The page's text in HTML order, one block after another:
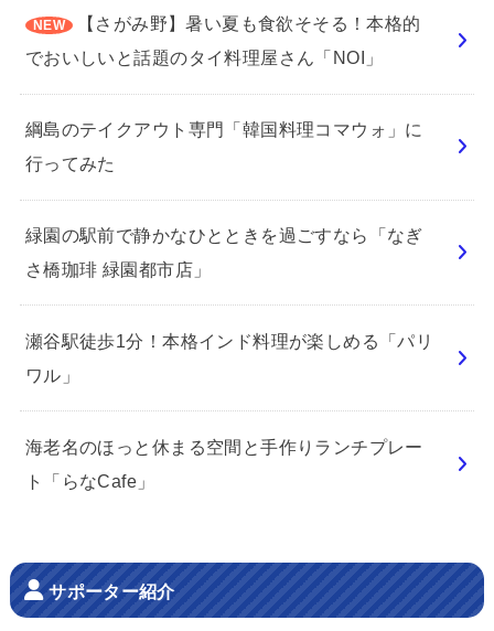
【さがみ野】暑い夏も食欲そそる！本格的
でおいしいと話題のタイ料理屋さん「NOI」
綱島のテイクアウト専門「韓国料理コマウォ」に
行ってみた
緑園の駅前で静かなひとときを過ごすなら「なぎ
さ橋珈琲 緑園都市店」
瀬谷駅徒歩1分！本格インド料理が楽しめる「パリ
ワル」
海老名のほっと休まる空間と手作りランチプレー
ト「らなCafe」
サポーター紹介